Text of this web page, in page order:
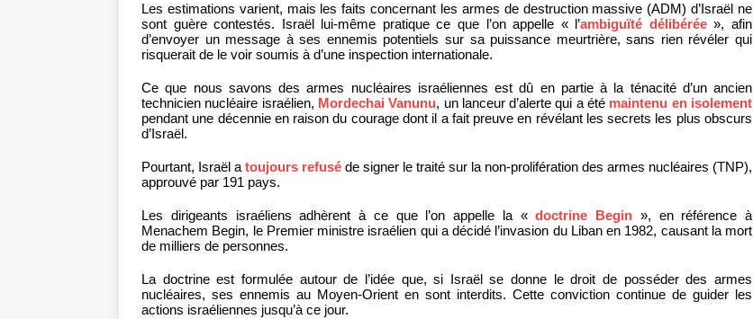
Les estimations varient, mais les faits concernant les armes de destruction massive (ADM) d’Israël ne
sont guère contestés. Israël lui-même pratique ce que l’on appelle « l’ambiguïté délibérée», afin
d’envoyer un message à ses ennemis potentiels sur sa puissance meurtrière, sans rien révéler qui
risquerait de le voir soumis à d’une inspection internationale.
Ce que nous savons des armes nucléaires israéliennes est dû en partie à la ténacité d’un ancien
technicien nucléaire israélien, Mordechai Vanunu, un lanceur d’alerte qui a été maintenu en isolement
pendant une décennie en raison du courage dont il a fait preuve en révélant les secrets les plus obscurs
d’Israël.
Pourtant, Israël atoujours refusé de signer le traité sur la non-prolifération des armes nucléaires (TNP),
approuvé par 191 pays.
Les dirigeants israéliens adhèrent à ce que l’on appelle la «doctrine Begin », en référence à
Menachem Begin, le Premier ministre israélien qui a décidé l’invasion du Liban en 1982, causant la mort
de milliers de personnes.
La doctrine est formulée autour de l’idée que, si Israël se donne le droit de posséder des armes
nucléaires, ses ennemis au Moyen-Orient en sont interdits. Cette conviction continue de guider les
actions israéliennes jusqu’à ce jour.